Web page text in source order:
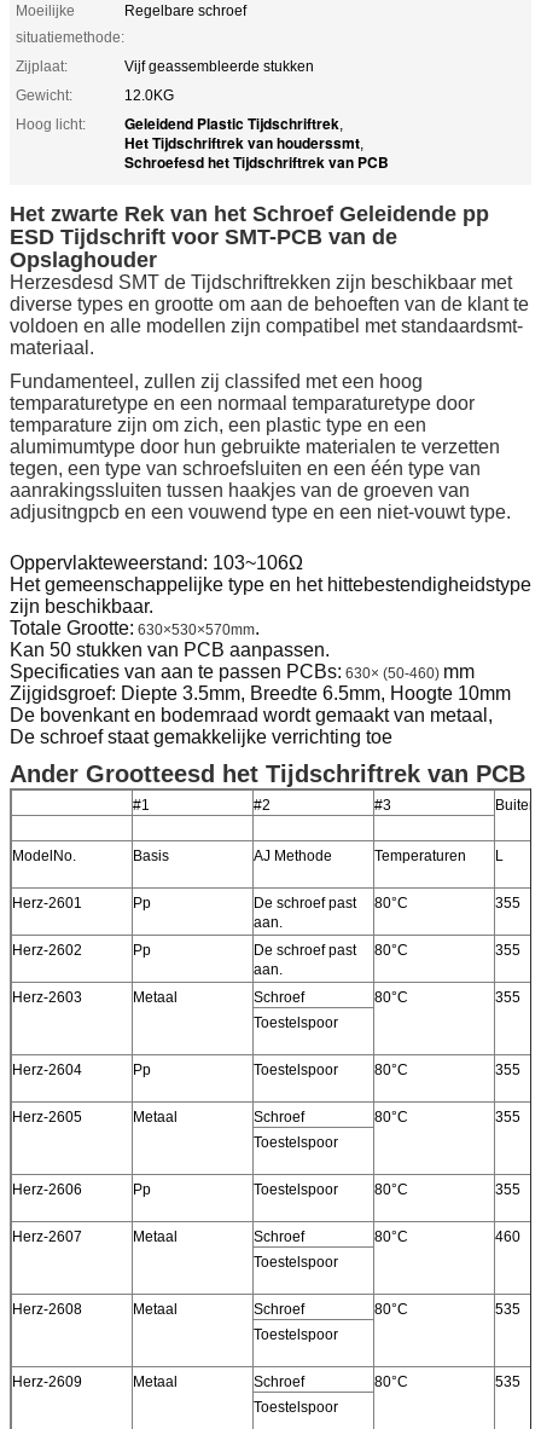
Moeilijke
situatiemethode:
Regelbare schroef
Zijplaat:
Vijf geassembleerde stukken
Gewicht:
12.0KG
Hoog licht:
Geleidend Plastic Tijdschriftrek,
Het Tijdschriftrek van houderssmt,
Schroefesd het Tijdschriftrek van PCB
Het zwarte Rek van het Schroef Geleidende pp
ESD Tijdschrift voor SMT-PCB van de
Opslaghouder
Herzesdesd SMT de Tijdschriftrekken zijn beschikbaar met
diverse types en grootte om aan de behoeften van de klant te
voldoen en alle modellen zijn compatibel met standaardsmt-
materiaal.
Fundamenteel, zullen zij classifed met een hoog
temparaturetype en een normaal temparaturetype door
temparature zijn om zich, een plastic type en een
alumimumtype door hun gebruikte materialen te verzetten
tegen, een type van schroefsluiten en een één type van
aanrakingssluiten tussen haakjes van de groeven van
adjusitngpcb en een vouwend type en een niet-vouwt type.
Oppervlakteweerstand: 103~106Ω
Het gemeenschappelijke type en het hittebestendigheidstype
zijn beschikbaar.
Totale Grootte: 630×530×570mm.
Kan 50 stukken van PCB aanpassen.
Specificaties van aan te passen PCBs: 630× (50-460) mm
Zijgidsgroef: Diepte 3.5mm, Breedte 6.5mm, Hoogte 10mm
De bovenkant en bodemraad wordt gemaakt van metaal,
De schroef staat gemakkelijke verrichting toe
Ander Grootteesd het Tijdschriftrek van PCB
#1 #2 #3
ModelNo. Basis AJ Methode Temperaturen L
Herz-2601 Pp
De schroef past
aan.
80°C 355
Herz-2602 Pp
De schroef past
aan.
80°C 355
Herz-2603 Metaal Schroef 80°C
355
Toestelspoor
Herz-2604 Pp Toestelspoor 80°C 355
Herz-2605 Metaal Schroef 80°C
355
Toestelspoor
Herz-2606 Pp Toestelspoor 80°C 355
Herz-2607 Metaal Schroef 80°C
460
Toestelspoor
Herz-2608 Metaal Schroef 80°C
535
Toestelspoor
Herz-2609 Metaal Schroef 80°C
535
Toestelspoor